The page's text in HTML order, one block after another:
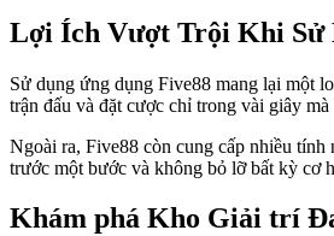
Lợi Ích Vượt Trội Khi Sử
Sử dụng ứng dụng Five88 mang lại một
trận đấu và đặt cược chỉ trong vài giây
Ngoài ra, Five88 còn cung cấp nhiều
trước một bước và không bỏ lỡ bất kỳ cơ
Khám phá Kho Giải trí